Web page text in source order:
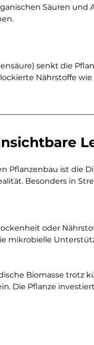
Säuren und
senkt die
Nährstoffe wie
Pflanzenbau ist die
Besonders in
oder
mikrobielle
Biomasse trotz
Die Pflanze